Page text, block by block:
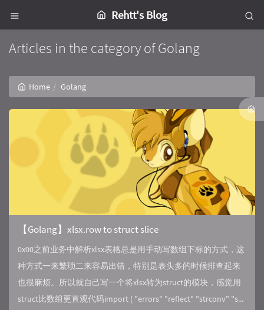
Rehtt's Blog
Articles in the category of Golang
Home Golang
【Golang】xlsx.row to struct slice
0x00之前业务中解析xlsx表格总是用手动写数组下标的方式，这
种方式一来繁琐二来容易出错，特别是表头多的时候排查起来
也很麻烦。所以就自己写一个将xlsx转为struct的模块，感觉用
struct比数组更直观代码import ( "errors" "reflect" "strconv" "s...